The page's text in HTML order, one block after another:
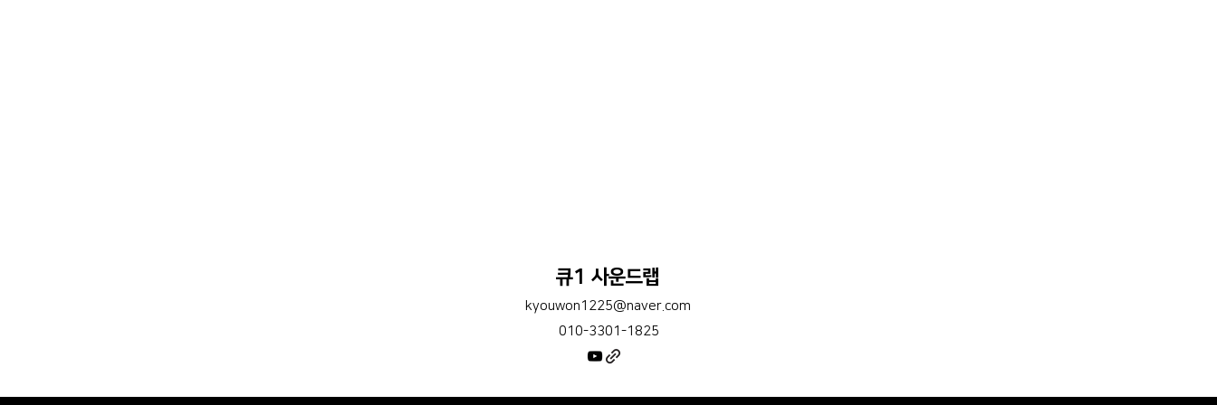
큐1 사운드랩
kyouwon1225@naver.com
010-3301-1825